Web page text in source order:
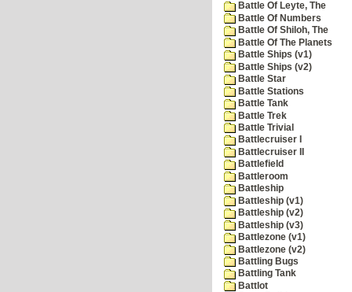
Battle Of Leyte, The
Battle Of Numbers
Battle Of Shiloh, The
Battle Of The Planets
Battle Ships (v1)
Battle Ships (v2)
Battle Star
Battle Stations
Battle Tank
Battle Trek
Battle Trivial
Battlecruiser I
Battlecruiser II
Battlefield
Battleroom
Battleship
Battleship (v1)
Battleship (v2)
Battleship (v3)
Battlezone (v1)
Battlezone (v2)
Battling Bugs
Battling Tank
Battlot